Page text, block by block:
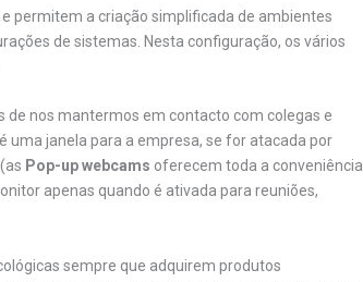
permitem a criação simplificada de ambientes
de sistemas. Nesta configuração, os vários
nos mantermos em contacto com colegas e
uma janela para a empresa, se for atacada por
Pop-up webcams oferecem toda a conveniência
apenas quando é ativada para reuniões,
sempre que adquirem produtos